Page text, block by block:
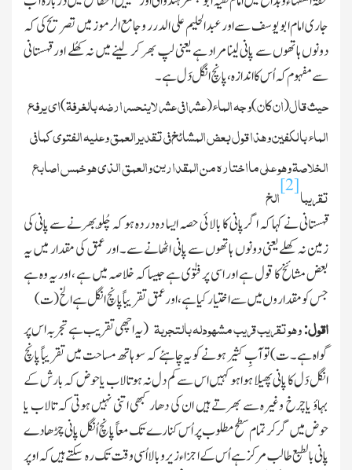
جاری امام ابو یوسف سے اور عبدالحلیم علی الدرر وجامع الرموز میں تصریح کی کہ
دونوں ہاتھوں سے پانی لینا مراد ہے یعنی لپ بھر کر لینے میں نہ کھُلے اور قہستانی
سے مفہوم کہ اُس کا اندازہ ، پانچ انگل دَل ہے۔
حیث قال(ان کان)وجہ الماء(عشرا فی عشر لاینحسر ارضہ بالغرفۃ)ای یرفع
الماء بالکفین وھذا قول بعض المشائخ فی تقدیر العمق وعلیہ الفتوی کما فی
الخلاصۃ وھو علی مااختارہ من المقدارین والعمق الذی ھو خمس اصابع
تقریبا[2]الخ
قہستانی نے کہا کہ اگر پانی کا بالائی حصہ ایسا دہ در دہ ہو کہ چُلّو بھرنے سے پانی کی
زمین نہ کھلے یعنی دونوں ہاتھوں سے پانی اٹھانے سے۔ اور عمق کی مقدار میں یہ
بعض مشائخ کا قول ہے اور اسی پر فتوٰی ہے جیسا کہ خلاصہ میں ہے ، اور یہ وہ ہے
جس کو مقداروں میں سے اختیار کیا ہے ، اور عمق تقریباً پانچ انگل ہے الخ(ت)
اقول:وھو تقریب قریب مشھودلہ بالتجربۃ (یہ اچھی تقریب ہے تجربہ اس پر
گواہ ہے۔ ت)تو آبِ کثیر ہونے کو یہ چاہئے کہ سو ہاتھ مساحت میں تقریباً پانچ
انگل دَل کا پانی پھیلا ہوا ہو کہیں اس سے کم دل نہ ہو تالاب یا حوض کہ بارش کے
بہاؤ یا چرخ وغیرہ سے بھرتے ہیں ان کی دھار کبھی اتنی نہیں ہوتی کہ تالاب یا
حوض میں گر کر تمام سطح مطلوب پر اُس کنارے تك معاً پانچ اُنگل پانی چڑھادے
پانی بالطبع طالب مرکز ہے اُس کے اجزاء زیروبالا اُسی وقت تك رہ سکتے ہیں کہ اوپر